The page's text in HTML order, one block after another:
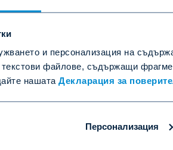
и персонализация на
файлове, съдържащи
нашата Декларация за
Персонализация